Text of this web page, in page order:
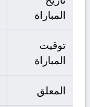
المباراة
توقيت
المباراة
المعلق